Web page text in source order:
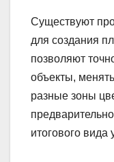
Существуют
для создания
позволяют
объекты,
разные зоны
итогового вида